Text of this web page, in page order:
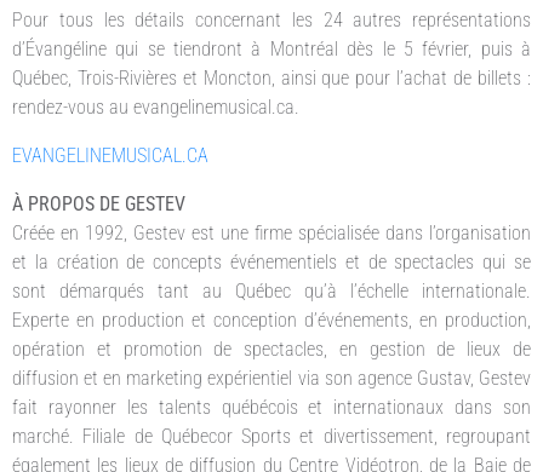
Pour tous les détails concernant les 24 autres représentations
d’Évangéline qui se tiendront à Montréal dès le 5 février, puis à
Québec, Trois-Rivières et Moncton, ainsi que pour l’achat de billets :
rendez-vous au evangelinemusical.ca.
EVANGELINEMUSICAL.CA
À PROPOS DE GESTEV
Créée en 1992, Gestev est une firme spécialisée dans l’organisation
et la création de concepts événementiels et de spectacles qui se
sont démarqués tant au Québec qu’à l’échelle internationale.
Experte en production et conception d’événements, en production,
opération et promotion de spectacles, en gestion de lieux de
diffusion et en marketing expérientiel via son agence Gustav, Gestev
fait rayonner les talents québécois et internationaux dans son
marché. Filiale de Québecor Sports et divertissement, regroupant
également les lieux de diffusion du Centre Vidéotron, de la Baie de